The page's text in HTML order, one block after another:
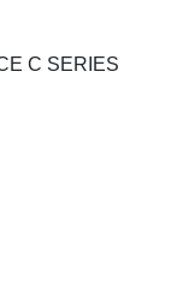
C SERIES